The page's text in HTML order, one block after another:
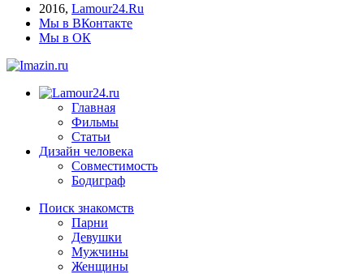
2016, Lamour24.Ru
Мы в ВКонтакте
Мы в ОК
Главная
Фильмы
Статьи
Дизайн человека
Совместимость
Бодиграф
Поиск знакомств
Парни
Девушки
Мужчины
Женщины